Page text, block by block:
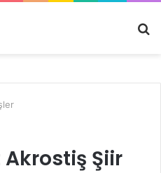
Akrostiş Şiir